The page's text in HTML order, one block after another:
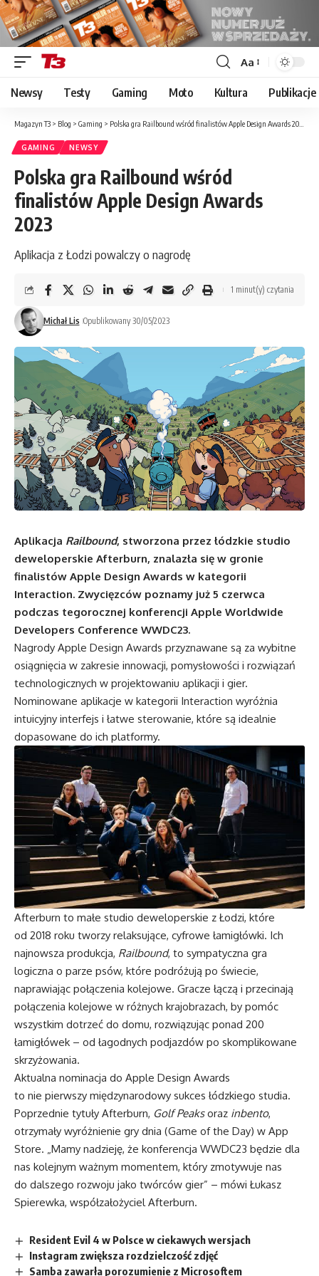
Font
Resizer
Aa
Newsy Testy Gaming Moto Kultura Publikacje
Magazyn T3 > Blog > Gaming > Polska gra Railbound wśród finalistów Apple Design Awards 2023
GAMING NEWSY
Polska gra Railbound wśród
finalistów Apple Design Awards
2023
Aplikacja z Łodzi powalczy o nagrodę
Michał Lis Opublikowany 30/05/2023
1 minut(y) czytania
Aplikacja Railbound, stworzona przez łódzkie studio
deweloperskie Afterburn, znalazła się w gronie
finalistów Apple Design Awards w kategorii
Interaction. Zwycięzców poznamy już 5 czerwca
podczas tegorocznej konferencji Apple Worldwide
Developers Conference WWDC23.
Nagrody Apple Design Awards przyznawane są za wybitne
osiągnięcia w zakresie innowacji, pomysłowości i rozwiązań
technologicznych w projektowaniu aplikacji i gier.
Nominowane aplikacje w kategorii Interaction wyróżnia
intuicyjny interfejs i łatwe sterowanie, które są idealnie
dopasowane do ich platformy.
Afterburn to małe studio deweloperskie z Łodzi, które
od 2018 roku tworzy relaksujące, cyfrowe łamigłówki. Ich
najnowsza produkcja, Railbound, to sympatyczna gra
logiczna o parze psów, które podróżują po świecie,
naprawiając połączenia kolejowe. Gracze łączą i przecinają
połączenia kolejowe w różnych krajobrazach, by pomóc
wszystkim dotrzeć do domu, rozwiązując ponad 200
łamigłówek – od łagodnych podjazdów po skomplikowane
skrzyżowania.
Aktualna nominacja do Apple Design Awards
to nie pierwszy międzynarodowy sukces łódzkiego studia.
Poprzednie tytuły Afterburn, Golf Peaksoraz inbento,
otrzymały wyróżnienie gry dnia (Game of the Day) w App
Store. „Mamy nadzieję, że konferencja WWDC23 będzie dla
nas kolejnym ważnym momentem, który zmotywuje nas
do dalszego rozwoju jako twórców gier” – mówi Łukasz
Spierewka, współzałożyciel Afterburn.
Resident Evil 4 w Polsce w ciekawych wersjach
Instagram zwiększa rozdzielczość zdjęć
Samba zawarła porozumienie z Microsoftem